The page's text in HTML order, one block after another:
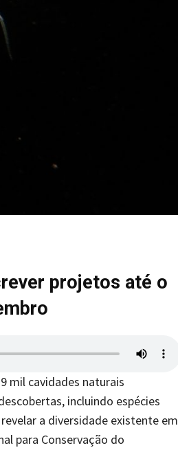
projetos até o
mil cavidades naturais
incluindo espécies
a diversidade existente em
para Conservação do